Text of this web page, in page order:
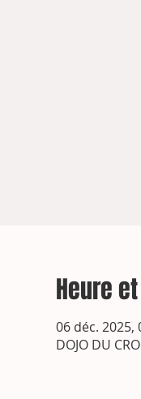
Heure
06 déc. 2025,
DOJO DU